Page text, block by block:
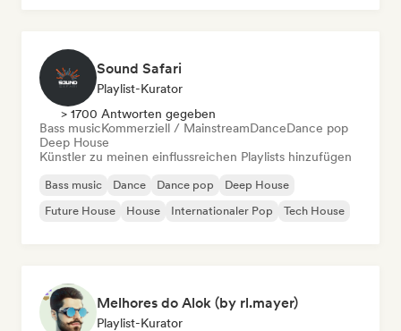
Sound Safari
Playlist-Kurator
> 1700 Antworten gegeben
Bass musicKommerziell / MainstreamDanceDance pop
Deep House
Künstler zu meinen einflussreichen Playlists hinzufügen
Bass music Dance Dance pop
Deep House
Future House
House Internationaler Pop Tech House
Melhores do Alok (by rl.mayer)
Playlist-Kurator